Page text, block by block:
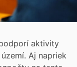
aktivity
Aj napriek